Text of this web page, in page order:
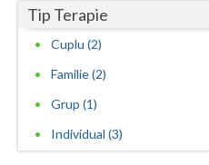
Tip Terapie
Cuplu (2)
Familie (2)
Grup (1)
Individual (3)